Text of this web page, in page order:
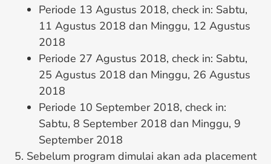
Periode 13 Agustus 2018, check in: Sabtu,
11 Agustus 2018 dan Minggu, 12 Agustus
2018
Periode 27 Agustus 2018, check in: Sabtu,
25 Agustus 2018 dan Minggu, 26 Agustus
2018
Periode 10 September 2018, check in:
Sabtu, 8 September 2018 dan Minggu, 9
September 2018
5. Sebelum program dimulai akan ada placement